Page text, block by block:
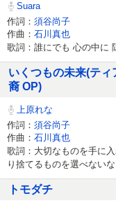
Suara
作詞： 須谷尚子
作曲： 石川真也
歌詞：誰にでも 心の中に
いくつもの未来(テ
裔 OP)
上原れな
作詞： 須谷尚子
作曲： 石川真也
歌詞：大切なものを手に
り捨てるものを選べない
トモダチ